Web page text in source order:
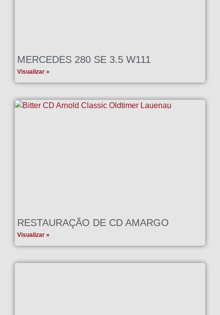
MERCEDES 280 SE 3.5 W111
Visualizar »
RESTAURAÇÃO DE CD AMARGO
Visualizar »